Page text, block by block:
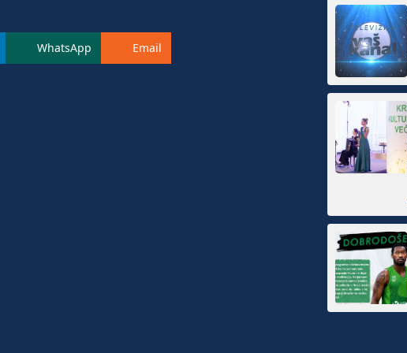
WhatsApp Email